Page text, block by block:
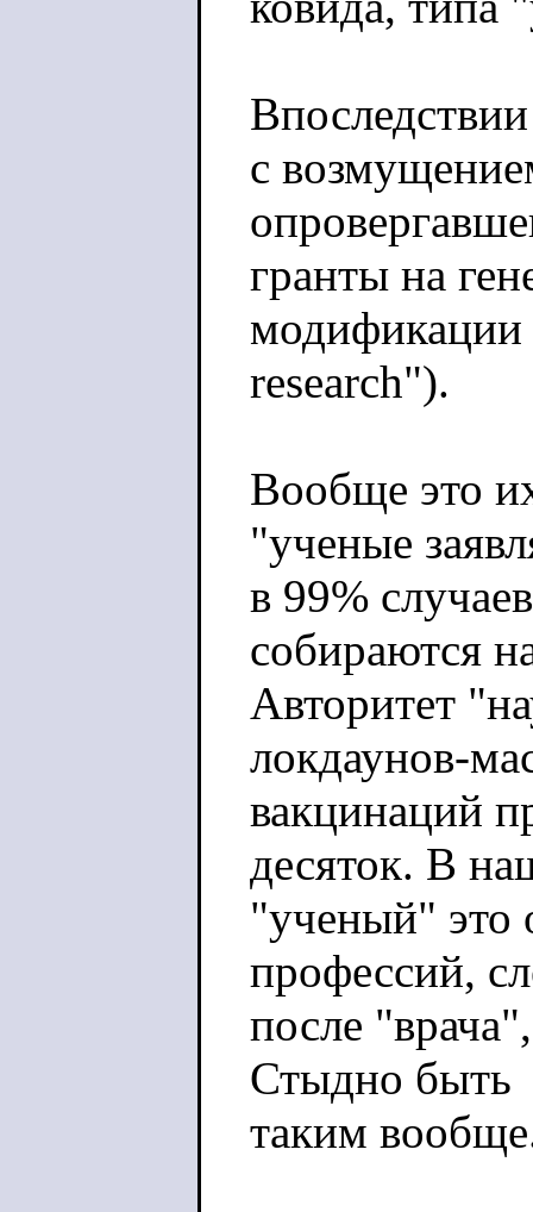
с
гранты на
research").
Вообще это
"ученые
в 99%
собираются
Авторитет
локдаунов-
вакцинаций
десяток. В
"ученый" это
профессий,
после
Стыдно быть
таким